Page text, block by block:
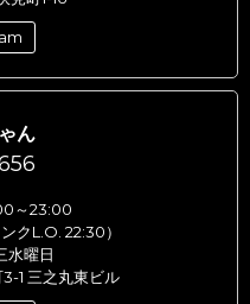
ん
～23:00
クL.O. 22:30）
水曜日
1 三之丸東ビル